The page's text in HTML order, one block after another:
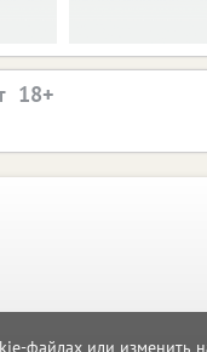
файлах или изменить